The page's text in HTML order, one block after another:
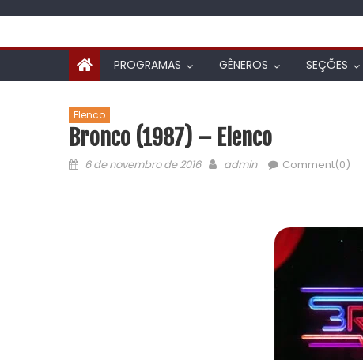
PROGRAMAS GÊNEROS SEÇÕES
Elenco
Bronco (1987) – Elenco
6 de novembro de 2016 admin Comment(0)